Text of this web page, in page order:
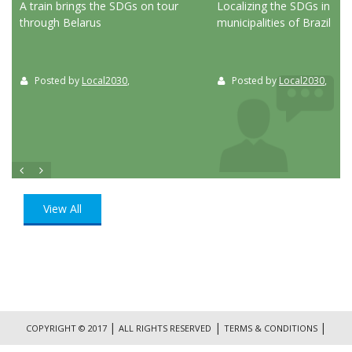
A train brings the SDGs on tour
through Belarus
Posted by Local2030,
Localizing the SDGs in the
municipalities of Brazil
Posted by Local2030,
View All
COPYRIGHT © 2017 | ALL RIGHTS RESERVED | TERMS & CONDITIONS |